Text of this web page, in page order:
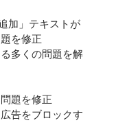
加」テキストが
を修正
多くの問題を解
題を修正
告をブロックす